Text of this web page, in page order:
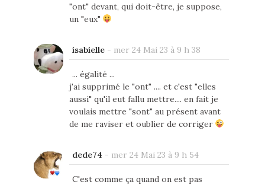
"ont" devant, qui doit-être, je suppose,
un "eux"
isabielle- mer 24 Mai 23 à 9 h 38
... égalité ...
j'ai supprimé le "ont" .... et c'est "elles
aussi" qu'il eut fallu mettre.... en fait je
voulais mettre "sont" au présent avant
de me raviser et oublier de corriger
dede74 - mer 24 Mai 23 à 9 h 54
C'est comme ça quand on est pas